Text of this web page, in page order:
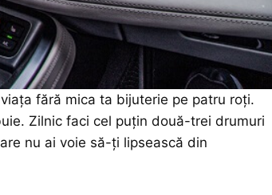
fără mica ta bijuterie pe patru roți.
Zilnic faci cel puțin două-trei drumuri
nu ai voie să-ți lipsească din